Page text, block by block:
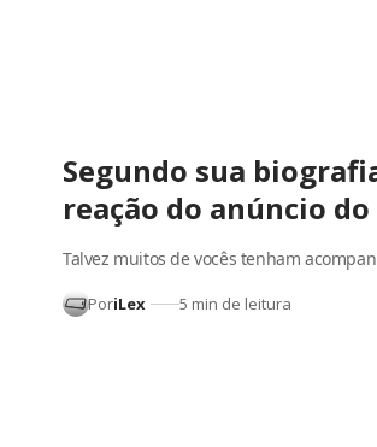
Segundo sua
reação do anúncio
Talvez muitos de vocês tenham
PoriLex 5 min de leitura